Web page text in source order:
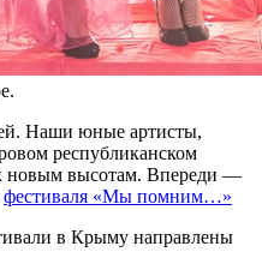
Наши юные артисты,
республиканском
к новым высотам. Впереди —
фестиваля «Мы помним…»
в Крыму направлены